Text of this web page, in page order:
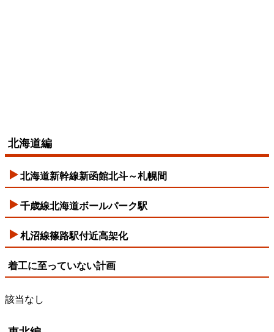
北海道編
北海道新幹線新函館北斗～札幌間
千歳線北海道ボールパーク駅
札沼線篠路駅付近高架化
着工に至っていない計画
該当なし